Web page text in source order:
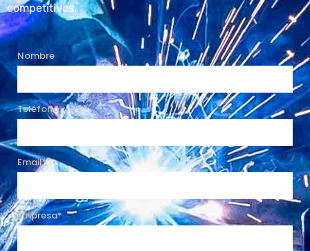
competitivos.
Nombre
Teléfono
Email*
Empresa*